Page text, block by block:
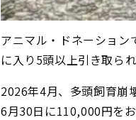
アニマル・ドネーション
に入り5頭以上引き取ら
2026年4月、多頭飼育崩
6月30日に110,000円をお